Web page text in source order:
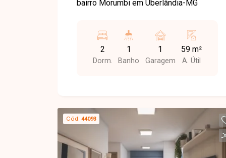
bairro Morumbi em Uberlândia-MG
2
Dorm.
1
Banho
1
Garagem
59 m²
A. Útil
Cód. 44093